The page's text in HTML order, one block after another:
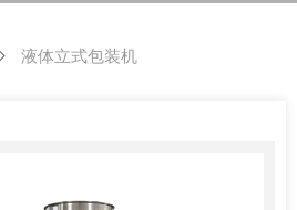
液体立式包装机